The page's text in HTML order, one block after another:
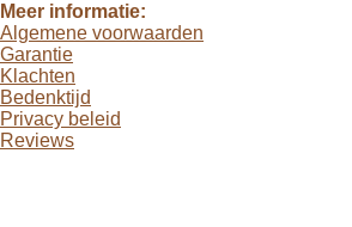
Meer informatie:
Algemene voorwaarden
Garantie
Klachten
Bedenktijd
Privacy beleid
Reviews